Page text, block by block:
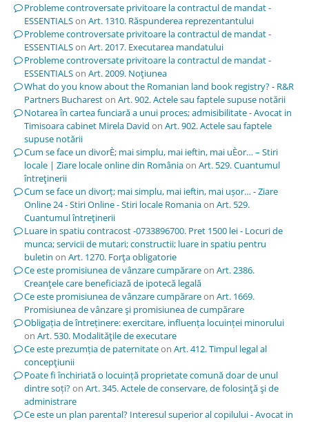
Probleme controversate privitoare la contractul de mandat -
ESSENTIALSon Art. 1310. Răspunderea reprezentantului
Probleme controversate privitoare la contractul de mandat -
ESSENTIALSon Art. 2017. Executarea mandatului
Probleme controversate privitoare la contractul de mandat -
ESSENTIALSon Art. 2009. Noţiunea
What do you know about the Romanian land book registry? - R&R
Partners Buchareston Art. 902. Actele sau faptele supuse notării
Notarea în cartea funciară a unui proces; admisibilitate - Avocat in
Timisoara cabinet Mirela David on Art. 902. Actele sau faptele
supuse notării
Cum se face un divorÈ; mai simplu, mai ieftin, mai uÈor… – Stiri
locale | Ziare locale online din Româniaon Art. 529. Cuantumul
întreţinerii
Cum se face un divorț; mai simplu, mai ieftin, mai ușor… - Ziare
Online 24 - Stiri Online - Stiri locale Romaniaon Art. 529.
Cuantumul întreţinerii
Luare in spatiu contracost -0733896700. Pret 1500 lei - Locuri de
munca; servicii de mutari; constructii; luare in spatiu pentru
buletin on Art. 1270. Forţa obligatorie
Ce este promisiunea de vânzare cumpărareon Art. 2386.
Creanţele care beneficiază de ipotecă legală
Ce este promisiunea de vânzare cumpărareon Art. 1669.
Promisiunea de vânzare şi promisiunea de cumpărare
Obligația de întreținere: exercitare, influența locuinței minorului
on Art. 530. Modalităţile de executare
Ce este prezumția de paternitateon Art. 412. Timpul legal al
concepţiunii
Poate fi închiriată o locuință proprietate comună doar de unul
dintre soți?on Art. 345. Actele de conservare, de folosinţă şi de
administrare
Ce este un plan parental? Interesul superior al copilului - Avocat in